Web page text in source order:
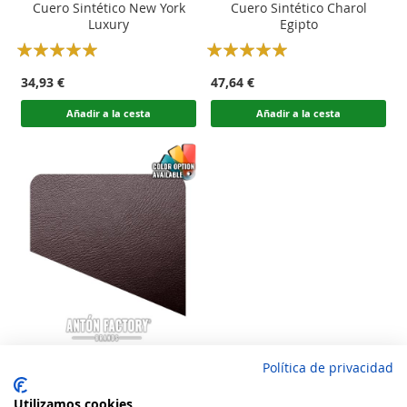
Cuero Sintético New York
Luxury
Rating:
34,93 €
Añadir a la cesta
Cuero Sintético Charol
Egipto
Rating:
47,64 €
Añadir a la cesta
Marvel
Política de privacidad